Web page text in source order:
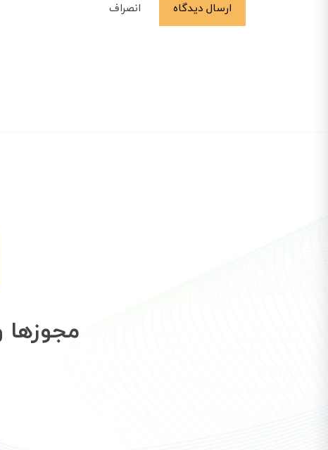
ارسال دیدگاه انصراف
مجوزها